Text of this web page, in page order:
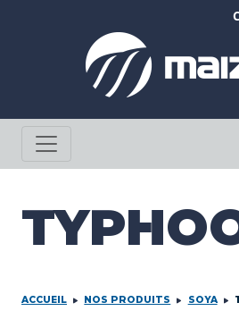
ACCUEIL NOS PRODUITS SOYA